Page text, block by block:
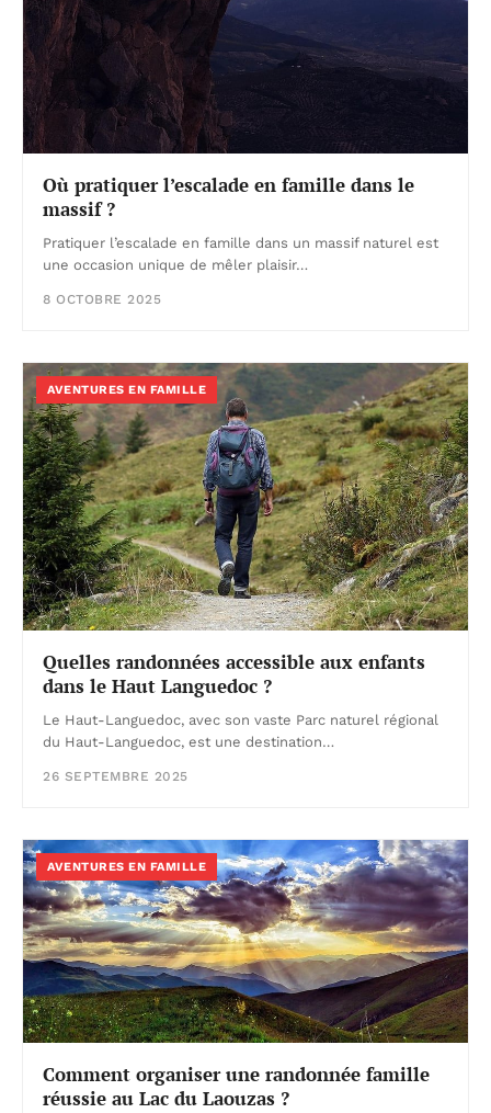
Où pratiquer l’escalade en famille dans le
massif ?
Pratiquer l’escalade en famille dans un massif naturel est
une occasion unique de mêler plaisir…
8 OCTOBRE 2025
AVENTURES EN FAMILLE
Quelles randonnées accessible aux enfants
dans le Haut Languedoc ?
Le Haut-Languedoc, avec son vaste Parc naturel régional
du Haut-Languedoc, est une destination…
26 SEPTEMBRE 2025
AVENTURES EN FAMILLE
Comment organiser une randonnée famille
réussie au Lac du Laouzas ?